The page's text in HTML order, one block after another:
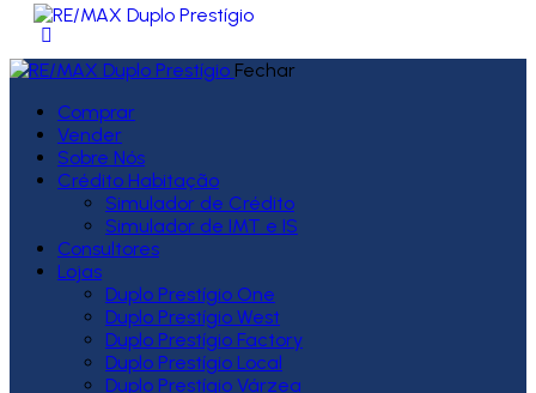
Fechar
Comprar
Vender
Sobre Nós
Crédito Habitação
Simulador de Crédito
Simulador de IMT e IS
Consultores
Lojas
Duplo Prestígio One
Duplo Prestígio West
Duplo Prestígio Factory
Duplo Prestígio Local
Duplo Prestígio Várzea